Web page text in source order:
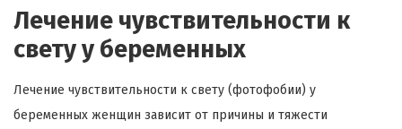
Лечение чувствительности к
свету у беременных
Лечение чувствительности к свету (фотофобии) у
беременных женщин зависит от причины и тяжести